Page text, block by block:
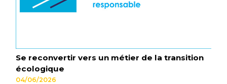
Se reconvertir vers un métier de la transition
écologique
04/06/2026